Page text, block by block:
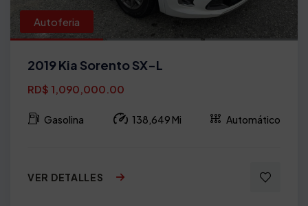
Autoferia
2019 Kia Sorento SX-L
RD$ 1,090,000.00
Gasolina 138,649 Mi Automático
VER DETALLES